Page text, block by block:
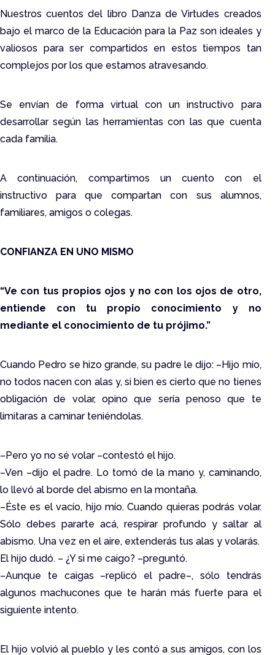
Nuestros cuentos del libro Danza de Virtudes creados
bajo el marco de la Educación para la Paz son ideales y
valiosos para ser compartidos en estos tiempos tan
complejos por los que estamos atravesando.
Se envían de forma virtual con un instructivo para
desarrollar según las herramientas con las que cuenta
cada familia.
A continuación, compartimos un cuento con el
instructivo para que compartan con sus alumnos,
familiares, amigos o colegas.
CONFIANZA EN UNO MISMO
“Ve con tus propios ojos y no con los ojos de otro,
entiende con tu propio conocimiento y no
mediante el conocimiento de tu prójimo.”
Cuando Pedro se hizo grande, su padre le dijo: –Hijo mío,
no todos nacen con alas y, si bien es cierto que no tienes
obligación de volar, opino que sería penoso que te
limitaras a caminar teniéndolas.
–Pero yo no sé volar –contestó el hijo.
–Ven –dijo el padre. Lo tomó de la mano y, caminando,
lo llevó al borde del abismo en la montaña.
–Éste es el vacío, hijo mío. Cuando quieras podrás volar.
Sólo debes pararte acá, respirar profundo y saltar al
abismo. Una vez en el aire, extenderás tus alas y volarás.
El hijo dudó. – ¿Y si me caigo? –preguntó.
–Aunque te caigas –replicó el padre–, sólo tendrás
algunos machucones que te harán más fuerte para el
siguiente intento.
El hijo volvió al pueblo y les contó a sus amigos, con los